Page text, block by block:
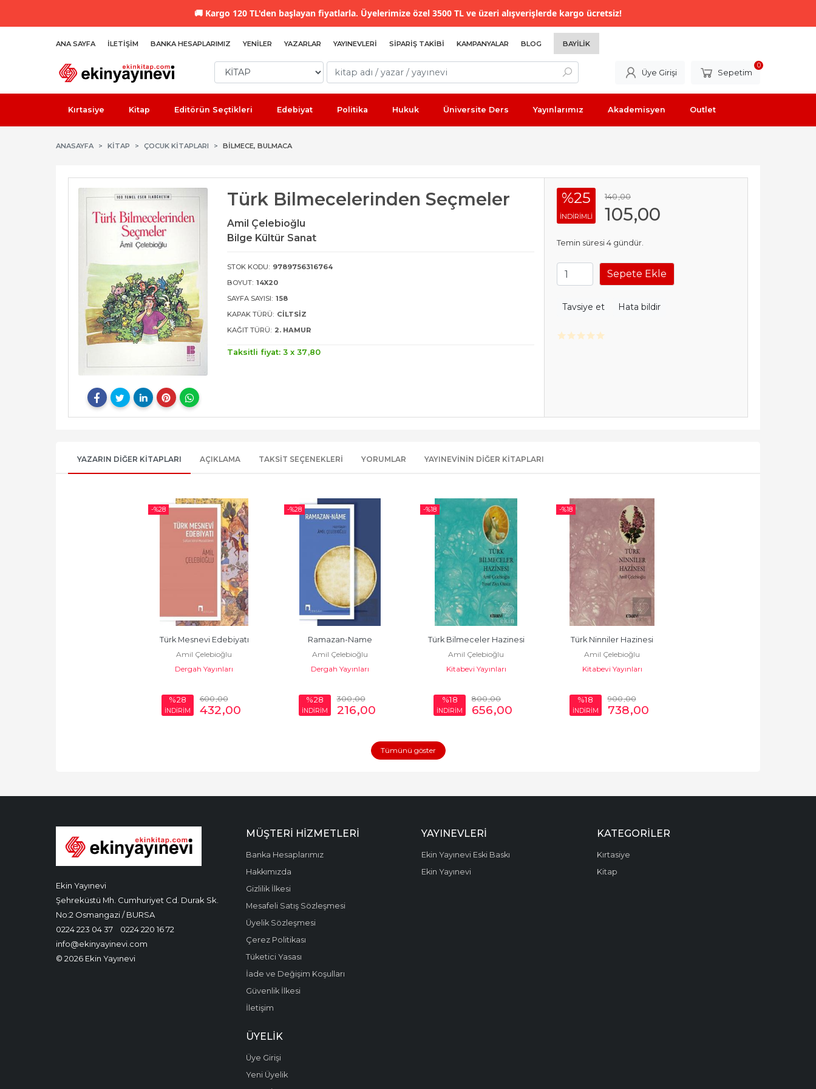
🚚 Kargo 120 TL'den başlayan fiyatlarla. Üyelerimize özel 3500 TL ve üzeri alışverişlerde kargo ücretsiz!
ANA SAYFA İLETIŞIM BANKA HESAPLARIMIZ YENILER YAZARLAR YAYINEVLERI SIPARIŞ TAKIBI KAMPANYALAR BLOG BAYILIK
Üye Girişi Sepetim
0
Kırtasiye Kitap Editörün Seçtikleri Edebiyat Politika Hukuk Üniversite Ders Yayınlarımız Akademisyen Outlet
ANASAYFA KİTAP ÇOCUK KITAPLARI BILMECE, BULMACA
Türk Bilmecelerinden Seçmeler
Amil Çelebioğlu
Bilge Kültür Sanat
STOK KODU: 9789756316764
BOYUT: 14X20
SAYFA SAYISI: 158
KAPAK TÜRÜ: CILTSIZ
KAĞIT TÜRÜ: 2. HAMUR
Taksitli fiyat: 3 x37 ,80
%25
INDIRIMLI
140,00
105,00
Temin süresi 4 gündür.
Sepete Ekle
Tavsiye et Hata bildir
YAZARIN DIĞER KITAPLARI AÇIKLAMA TAKSIT SEÇENEKLERI YORUMLAR YAYINEVININ DIĞER KITAPLARI
-%28
Türk Mesnevi Edebiyatı
Amil Çelebioğlu
Dergah Yayınları
%28
İNDİRİM
600,00
432,00
-%28
Ramazan-Name
Amil Çelebioğlu
Dergah Yayınları
%28
İNDİRİM
300,00
216,00
-%18
Türk Bilmeceler Hazinesi
Amil Çelebioğlu
Kitabevi Yayınları
%18
İNDİRİM
800,00
656,00
-%18
Türk Ninniler Hazinesi
Amil Çelebioğlu
Kitabevi Yayınları
%18
İNDİRİM
900,00
738,00
Tümünü göster
Ekin Yayınevi
Şehreküstü Mh. Cumhuriyet Cd. Durak Sk.
No:2 Osmangazi / BURSA
0224 223 04 37
0224 220 16 72
info@ekinyayinevi.com
© 2026 Ekin Yayınevi
MÜŞTERI HIZMETLERI
Banka Hesaplarımız
Hakkımızda
Gizlilik İlkesi
Mesafeli Satış Sözleşmesi
Üyelik Sözleşmesi
Çerez Politikası
Tüketici Yasası
İade ve Değişim Koşulları
Güvenlik İlkesi
İletişim
YAYINEVLERI
Ekin Yayınevi Eski Baskı
Ekin Yayınevi
KATEGORILER
Kırtasiye
Kitap
ÜYELIK
Üye Girişi
Yeni Üyelik